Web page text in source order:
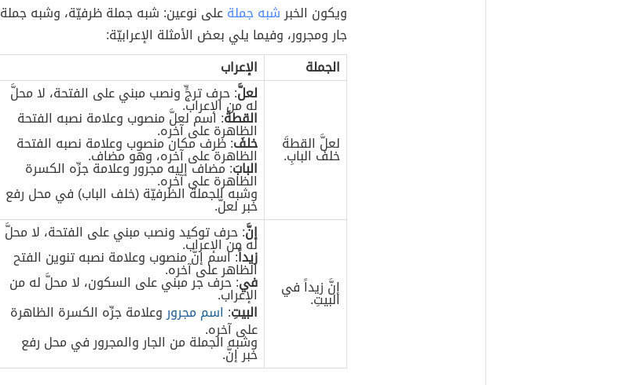
ويكون الخبرشبه جملةعلى نوعين: شبه جملة ظرفيّة، وشبه جملة
جار ومجرور، وفيما يلي بعض الأمثلة الإعرابيّة:
الجملة
الإعراب
لعلَّ القطةَ
خلفَ البابِ.
لعلَّ: حرف ترجٍّ ونصب مبني على الفتحة، لا محلَّ
له من الإعراب.
القطةَ: اسم لعلَّ منصوب وعلامة نصبه الفتحة
الظاهرة على آخره.
خلفَ: ظرف مكان منصوب وعلامة نصبه الفتحة
الظاهرة على آخره، وهو مضاف.
البابَ: مضاف إليه مجرور وعلامة جرِّه الكسرة
الظاهرة على آخره.
وشبه الجملة الظرفيّة (خلف الباب) في محل رفع
خبر لعلَّ.
إنَّ زيداً في
البيتِ.
إنَّ: حرف توكيد ونصب مبني على الفتحة، لا محلَّ
له من الإعراب.
زيداً: اسم إنَّ منصوب وعلامة نصبه تنوين الفتح
الظاهر على آخره.
في: حرف جر مبني على السكون، لا محلَّ له من
الإعراب.
البيتِ: اسم مجروروعلامة جرِّه الكسرة الظاهرة
على آخره.
وشبه الجملة من الجار والمجرور في محل رفع
خبر إنَّ.